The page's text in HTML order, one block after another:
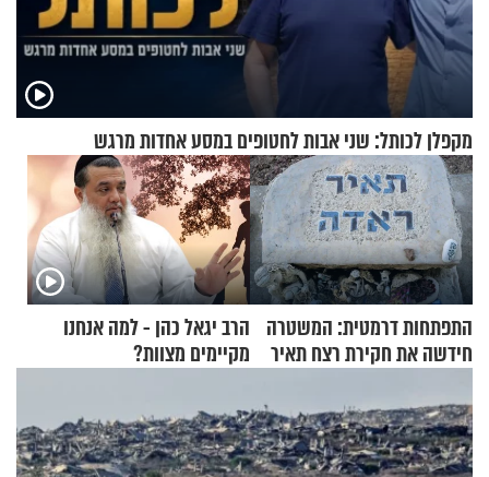
מקפלן לכותל: שני אבות לחטופים במסע אחדות מרגש
התפתחות דרמטית: המשטרה
חידשה את חקירת רצח תאיר
הרב יגאל כהן - למה אנחנו
מקיימים מצוות?